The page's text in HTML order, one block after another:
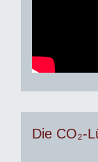
Die CO₂-